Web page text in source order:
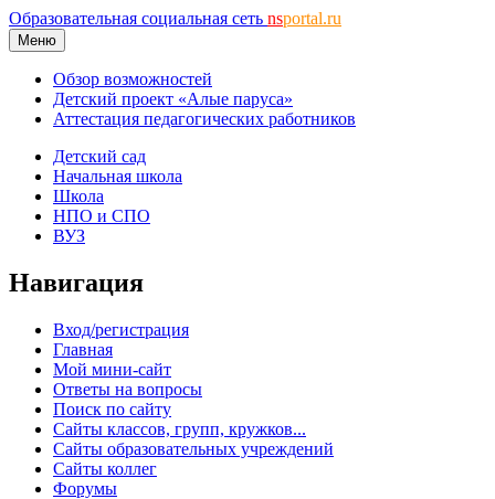
Образовательная социальная сеть nsportal.ru
Меню
Обзор возможностей
Детский проект «Алые паруса»
Аттестация педагогических работников
Детский сад
Начальная школа
Школа
НПО и СПО
ВУЗ
Навигация
Вход/регистрация
Главная
Мой мини-сайт
Ответы на вопросы
Поиск по сайту
Сайты классов, групп, кружков...
Сайты образовательных учреждений
Сайты коллег
Форумы